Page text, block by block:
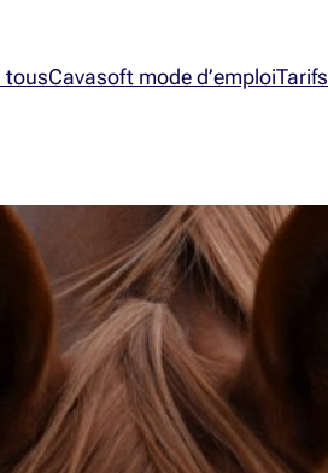
tousCavasoft mode d’emploiTarifs